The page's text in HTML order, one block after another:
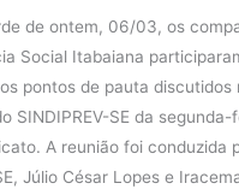
de ontem, 06/03, os
Social Itabaiana
pontos de pauta discutidos
SINDIPREV-SE da
A reunião foi conduzida
Júlio César Lopes e